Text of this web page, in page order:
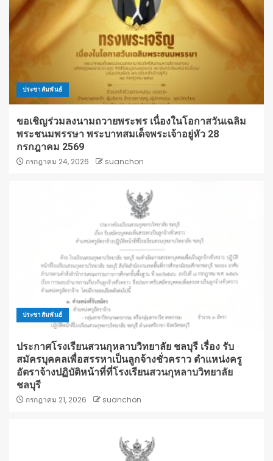
ประชาสัมพันธ์
ขอเชิญร่วมลงนามถวายพระพร เนื่องในโอกาสวันเฉลิม
พระชนมพรรษา พระบาทสมเด็จพระเจ้าอยู่หัว 28
กรกฎาคม 2569
กรกฎาคม 24, 2026 suanchon
ประชาสัมพันธ์
ประกาศโรงเรียนสวนกุหลาบวิทยาลัย ชลบุรี เรื่อง รับ
สมัครบุคคลเพื่อสรรหาเป็นลูกจ้างชั่วคราว ตำแหน่งครู
อัตราจ้างปฏิบัติหน้าที่ที่โรงเรียนสวนกุหลาบวิทยาลัย
ชลบุรี
กรกฎาคม 21, 2026 suanchon